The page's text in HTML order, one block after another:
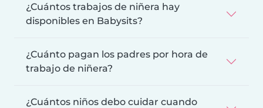
¿Cuántos trabajos de niñera hay
disponibles en Babysits?
¿Cuánto pagan los padres por hora de
trabajo de niñera?
¿Cuántos niños debo cuidar cuando